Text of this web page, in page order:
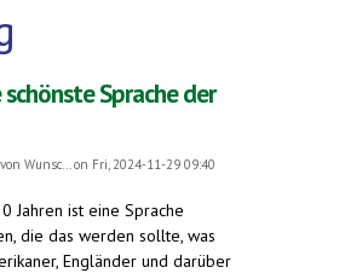
Sprache der
Wunsc... on Fri, 2024-11-29 09:40
Jahren ist eine Sprache
die das werden sollte, was
Engländer und darüber